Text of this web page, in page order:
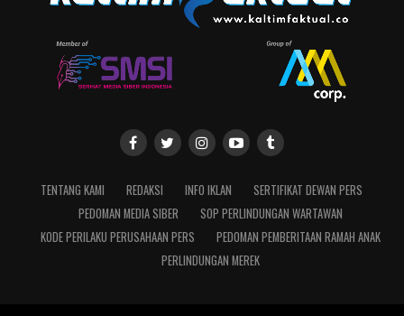
TENTANG KAMI REDAKSI INFO IKLAN
SERTIFIKAT DEWAN PERS
PEDOMAN MEDIA SIBER
SOP PERLINDUNGAN WARTAWAN
KODE PERILAKU PERUSAHAAN PERS
PEDOMAN PEMBERITAAN RAMAH ANAK
PERLINDUNGAN MEREK